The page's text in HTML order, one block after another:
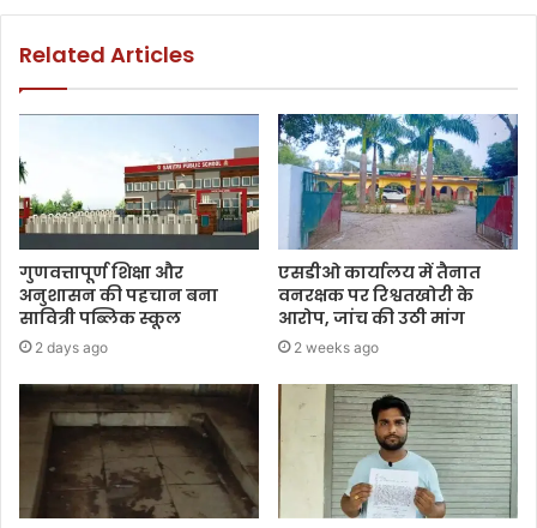
Related Articles
गुणवत्तापूर्ण शिक्षा और
अनुशासन की पहचान बना
सावित्री पब्लिक स्कूल
2 days ago
एसडीओ कार्यालय में तैनात
वनरक्षक पर रिश्वतखोरी के
आरोप, जांच की उठी मांग
2 weeks ago